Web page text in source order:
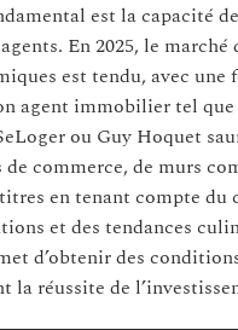
est la capacité de
En 2025, le marché
est tendu, avec une
agent immobilier tel que
ou Guy Hoquet
de commerce, de murs
en tenant compte du
et des tendances
d’obtenir des
la réussite de